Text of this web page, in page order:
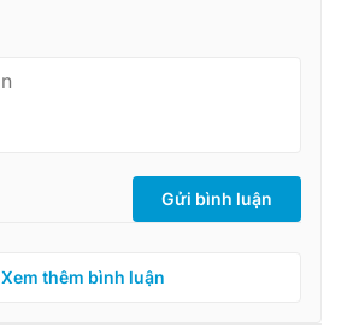
Gửi bình luận
Xem thêm bình luận